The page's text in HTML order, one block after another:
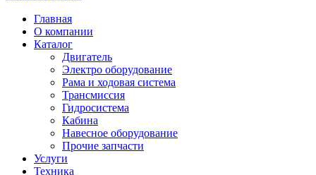
Главная
О компании
Каталог
Двигатель
Электро оборудование
Рама и ходовая система
Трансмиссия
Гидросистема
Кабина
Навесное оборудование
Прочие запчасти
Услуги
Техника